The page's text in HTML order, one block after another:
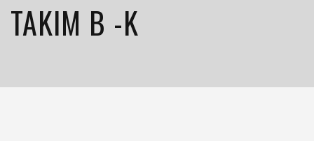
TAKIM B -K